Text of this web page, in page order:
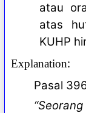
atau
atas
KUHP
Explanation:
Pasal